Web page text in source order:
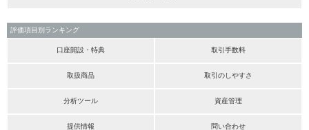
評価項目別ランキング
口座開設・特典 取引手数料
取扱商品 取引のしやすさ
分析ツール 資産管理
提供情報 問い合わせ